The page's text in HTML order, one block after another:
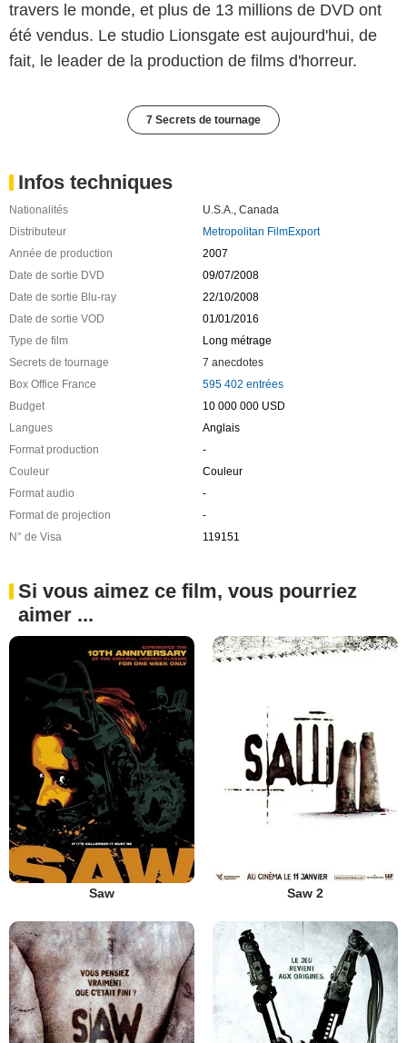
travers le monde, et plus de 13 millions de DVD ont
été vendus. Le studio Lionsgate est aujourd'hui, de
fait, le leader de la production de films d'horreur.
7 Secrets de tournage
Infos techniques
Nationalités U.S.A., Canada
Distributeur
Metropolitan FilmExport
Année de production
2007
Date de sortie DVD
09/07/2008
Date de sortie Blu-ray
22/10/2008
Date de sortie VOD
01/01/2016
Type de film
Long métrage
Secrets de tournage
7 anecdotes
Box Office France
595 402 entrées
Budget
10 000 000 USD
Langues
Anglais
Format production
-
Couleur
Couleur
Format audio
-
Format de projection
-
N° de Visa
119151
Si vous aimez ce film, vous pourriez
aimer ...
Saw Saw 2